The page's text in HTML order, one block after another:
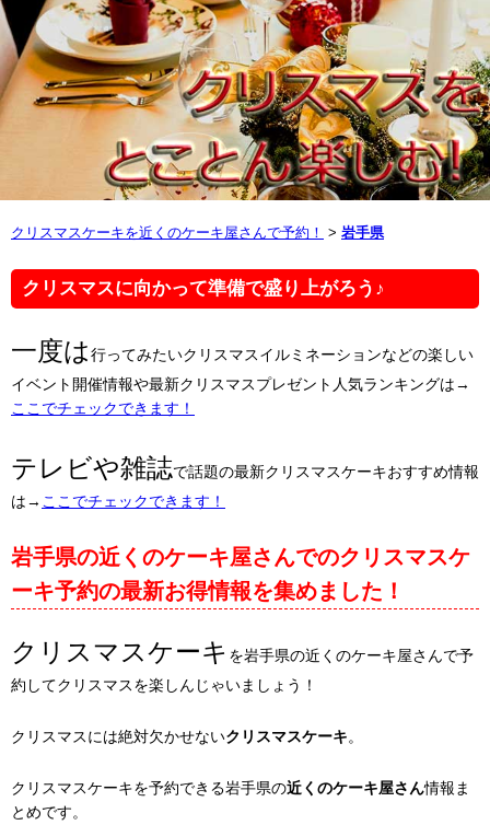
クリスマスケーキを近くのケーキ屋さんで予約！ > 岩手県
クリスマスに向かって準備で盛り上がろう♪
一度は行ってみたいクリスマスイルミネーションなどの楽しい
イベント開催情報や最新クリスマスプレゼント人気ランキングは→
ここでチェックできます！
テレビや雑誌で話題の最新クリスマスケーキおすすめ情報
は→ ここでチェックできます！
岩手県の近くのケーキ屋さんでのクリスマスケ
ーキ予約の最新お得情報を集めました！
クリスマスケーキ を岩手県の近くのケーキ屋さんで予
約してクリスマスを楽しんじゃいましょう！
クリスマスには絶対欠かせないクリスマスケーキ。
クリスマスケーキを予約できる岩手県の近くのケーキ屋さん情報ま
とめです。